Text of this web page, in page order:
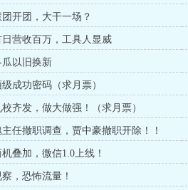
开团，大干一场？
日营收百万，工具人显威
瓜以旧换新
成功密码（求月票）
齐发，做大做强！（求月票）
任撤职调查，贾中豪撤职开除！！
叠加，微信1.0上线！
，恐怖流量！